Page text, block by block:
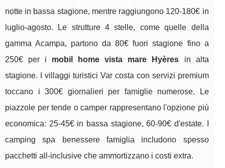
notte in bassa stagione, mentre raggiungono 120-180€ in
luglio-agosto. Le strutture 4 stelle, come quelle della
gamma Acampa, partono da 80€ fuori stagione fino a
250€ per i mobil home vista mare Hyères in alta
stagione. I villaggi turistici Var costa con servizi premium
toccano i 300€ giornalieri per famiglie numerose. Le
piazzole per tende o camper rappresentano l'opzione più
economica: 25-45€ in bassa stagione, 60-90€ d'estate. I
camping spa benessere famiglia includono spesso
pacchetti all-inclusive che ammortizzano i costi extra.